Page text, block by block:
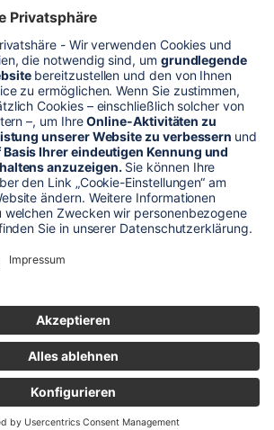
sich zzgl. Mehrwertsteuer und Versandkosten
richtet sich nur an gewerbliche
(netto) des Herstellers
Sie erhalten in jedem Fall ein Angebot bzw.
eine Auftragsbestätigung.
Gebrauchtartikeln entsprechen nicht immer
- sie können ähnliche Produkte zeigen.
schaltec GmbH |Impressum